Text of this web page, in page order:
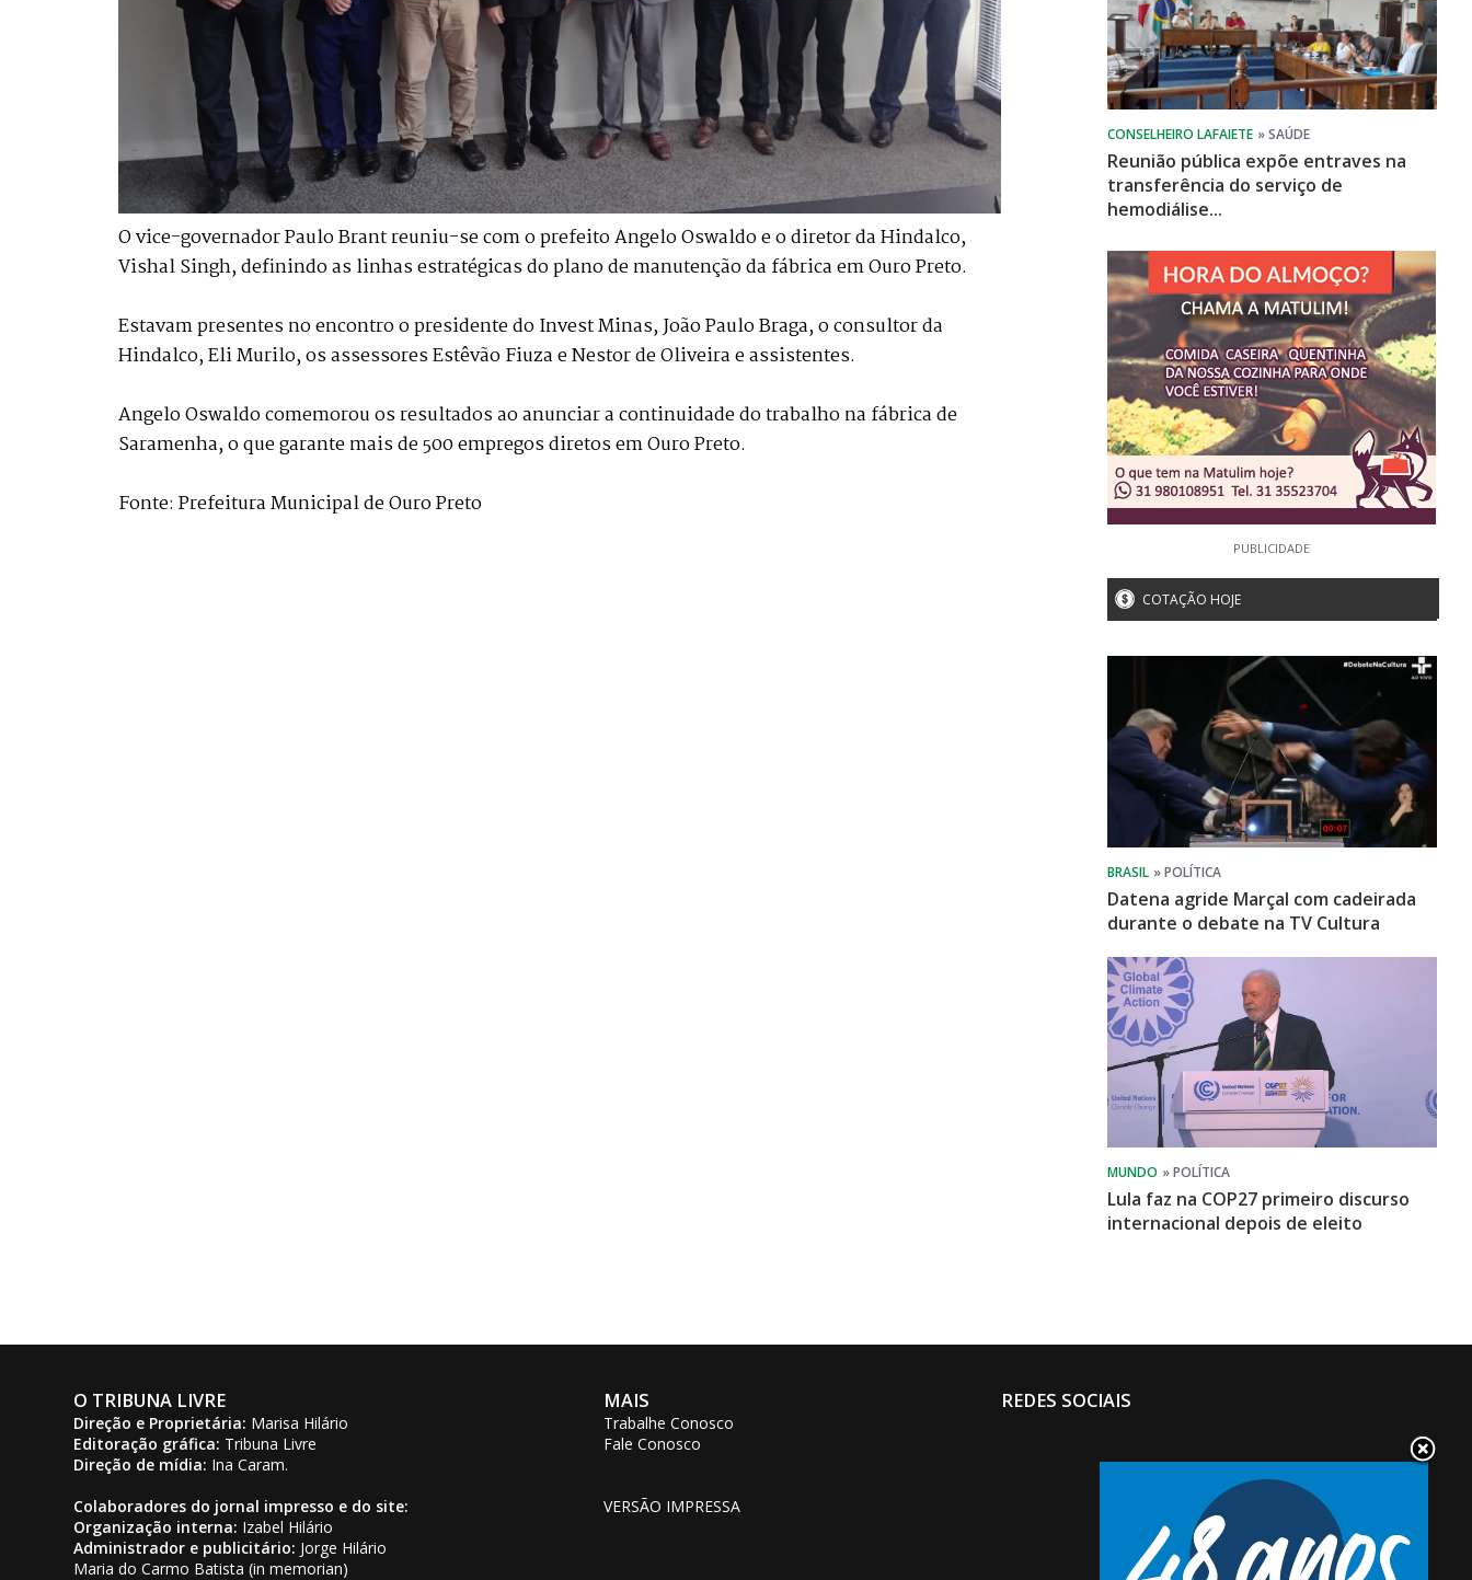
O vice-governador Paulo Brant reuniu-se com o prefeito Angelo Oswaldo e o diretor da Hindalco,
Vishal Singh, definindo as linhas estratégicas do plano de manutenção da fábrica em Ouro Preto.
Estavam presentes no encontro o presidente do Invest Minas, João Paulo Braga, o consultor da
Hindalco, Eli Murilo, os assessores Estêvão Fiuza e Nestor de Oliveira e assistentes.
Angelo Oswaldo comemorou os resultados ao anunciar a continuidade do trabalho na fábrica de
Saramenha, o que garante mais de 500 empregos diretos em Ouro Preto.
Fonte: Prefeitura Municipal de Ouro Preto
Reunião pública expõe entraves na
transferência do serviço de
hemodiálise...
PUBLICIDADE
COTAÇÃO HOJE
Datena agride Marçal com cadeirada
durante o debate na TV Cultura
Lula faz na COP27 primeiro discurso
internacional depois de eleito
O TRIBUNA LIVRE
Direção e Proprietária: Marisa Hilário
Editoração gráfica: Tribuna Livre
Direção de mídia: Ina Caram.
Colaboradores do jornal impresso e do site:
Organização interna: Izabel Hilário
Administrador e publicitário: Jorge Hilário
Maria do Carmo Batista (in memorian)
MAIS
Trabalhe Conosco
Fale Conosco
VERSÃO IMPRESSA
REDES SOCIAIS